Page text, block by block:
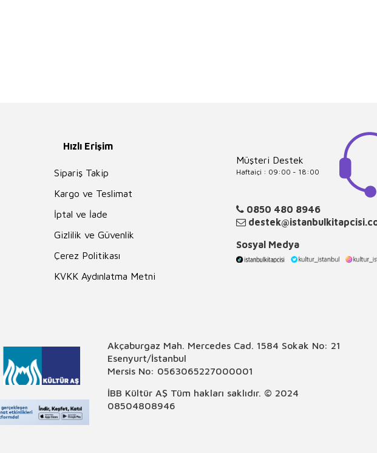
Hızlı Erişim
Sipariş Takip
Kargo ve Teslimat
İptal ve İade
Gizlilik ve Güvenlik
Çerez Politikası
KVKK Aydınlatma Metni
Müşteri Destek
Haftaiçi : 09:00 - 18:00
0850 480 8946
Sosyal Medya
Akçaburgaz Mah. Mercedes Cad. 1584 Sokak No: 21
Esenyurt/İstanbul
Mersis No: 0563065227000001
İBB Kültür AŞ Tüm hakları saklıdır. © 2024
08504808946